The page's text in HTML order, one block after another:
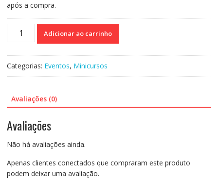
após a compra.
Curso
159:
Intervenção
Linguagem
Cintia
quantidade
Adicionar ao carrinho
Categorias: Eventos, Minicursos
Avaliações (0)
Avaliações
Não há avaliações ainda.
Apenas clientes conectados que compraram este produto
podem deixar uma avaliação.